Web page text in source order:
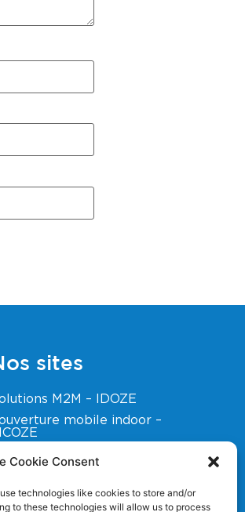
Cookie Consent
technologies like cookies to store and/or
to these technologies will allow us to process
sites
M2M – IDOZE
mobile indoor –
télécom
BLOG